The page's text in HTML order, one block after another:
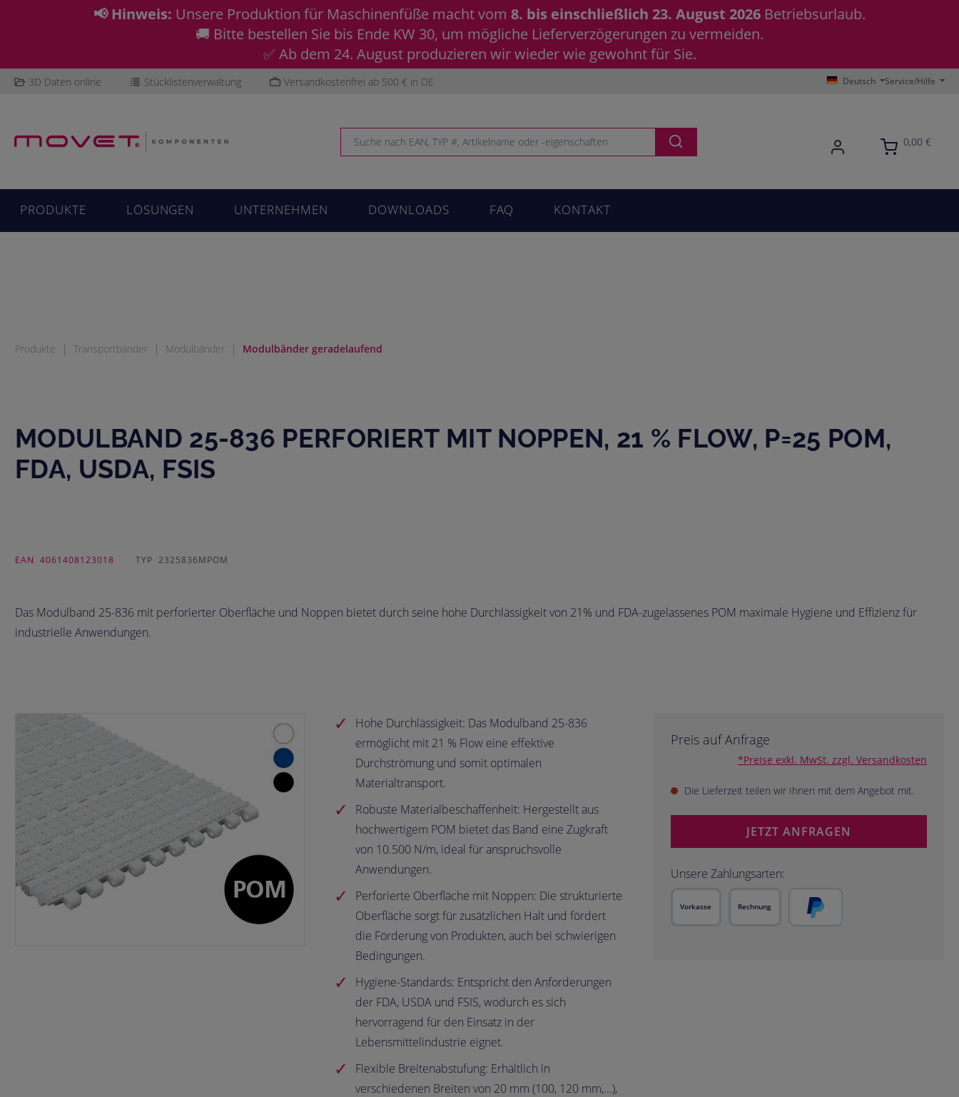
📢 Hinweis: Unsere Produktion für Maschinenfüße macht vom 8. bis einschließlich 23. August 2026 Betriebsurlaub.
🚚 Bitte bestellen Sie bis Ende KW 30, um mögliche Lieferverzögerungen zu vermeiden.
✅ Ab dem 24. August produzieren wir wieder wie gewohnt für Sie.
3D Daten online Stücklistenverwaltung Versandkostenfrei ab 500 € in DE Deutsch Service/Hilfe
0,00 €
PRODUKTE LÖSUNGEN UNTERNEHMEN DOWNLOADS FAQ KONTAKT
Produkte | Transportbänder | Modulbänder | Modulbänder geradelaufend
MODULBAND 25-836 PERFORIERT MIT NOPPEN, 21 % FLOW, P=25 POM,
FDA, USDA, FSIS
EAN 4061408123018 TYP 2325836MPOM
Das Modulband 25-836 mit perforierter Oberfläche und Noppen bietet durch seine hohe Durchlässigkeit von 21% und FDA-zugelassenes POM maximale Hygiene und Effizienz für
industrielle Anwendungen.
Bildergalerie überspringen
Hohe Durchlässigkeit: Das Modulband 25-836
ermöglicht mit 21 % Flow eine effektive
Durchströmung und somit optimalen
Materialtransport.
Robuste Materialbeschaffenheit: Hergestellt aus
hochwertigem POM bietet das Band eine Zugkraft
von 10.500 N/m, ideal für anspruchsvolle
Anwendungen.
Perforierte Oberfläche mit Noppen: Die strukturierte
Oberfläche sorgt für zusätzlichen Halt und fördert
die Förderung von Produkten, auch bei schwierigen
Bedingungen.
Hygiene-Standards: Entspricht den Anforderungen
der FDA, USDA und FSIS, wodurch es sich
hervorragend für den Einsatz in der
Lebensmittelindustrie eignet.
Flexible Breitenabstufung: Erhältlich in
verschiedenen Breiten von 20 mm (100, 120 mm,...),
Preis auf Anfrage
*Preise exkl. MwSt. zzgl. Versandkosten
Die Lieferzeit teilen wir Ihnen mit dem Angebot mit.
JETZT ANFRAGEN
Unsere Zahlungsarten:
Rechnung
Vorkasse